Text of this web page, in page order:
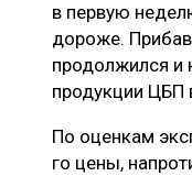
в первую
дороже.
продолжился и
продукции ЦБП
По оценкам
го цены,